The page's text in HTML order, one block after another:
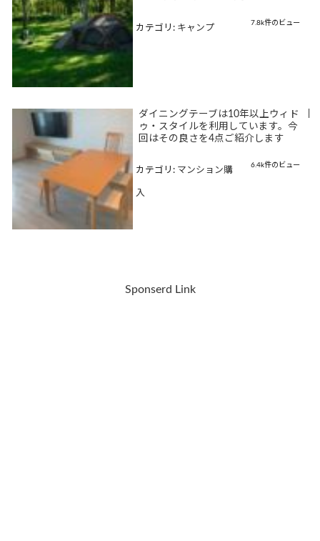
7.8k件のビュー
カテゴリ: キャンプ
ダイニングテーブは10年以上ウィド
ゥ・スタイルを利用しています。今
回はその良さを4点ご紹介します
6.4k件のビュー
カテゴリ: マンション購
入
Sponserd Link